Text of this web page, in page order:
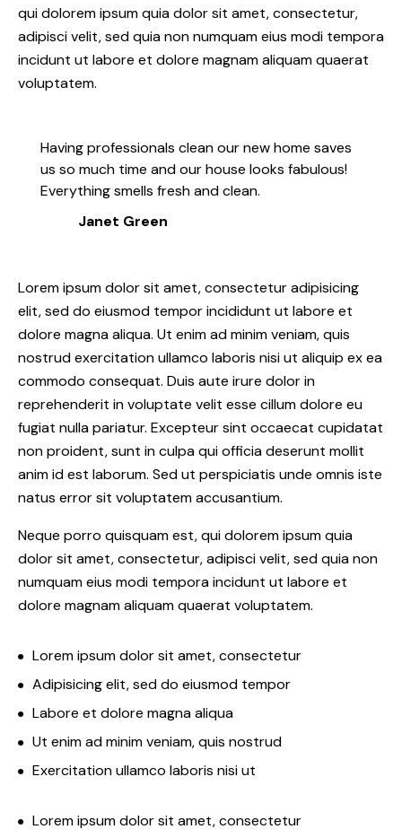
qui dolorem ipsum quia dolor sit amet, consectetur,
adipisci velit, sed quia non numquam eius modi tempora
incidunt ut labore et dolore magnam aliquam quaerat
voluptatem.
Having professionals clean our new home saves
us so much time and our house looks fabulous!
Everything smells fresh and clean.
Janet Green
Lorem ipsum dolor sit amet, consectetur adipisicing
elit, sed do eiusmod tempor incididunt ut labore et
dolore magna aliqua. Ut enim ad minim veniam, quis
nostrud exercitation ullamco laboris nisi ut aliquip ex ea
commodo consequat. Duis aute irure dolor in
reprehenderit in voluptate velit esse cillum dolore eu
fugiat nulla pariatur. Excepteur sint occaecat cupidatat
non proident, sunt in culpa qui officia deserunt mollit
anim id est laborum. Sed ut perspiciatis unde omnis iste
natus error sit voluptatem accusantium.
Neque porro quisquam est, qui dolorem ipsum quia
dolor sit amet, consectetur, adipisci velit, sed quia non
numquam eius modi tempora incidunt ut labore et
dolore magnam aliquam quaerat voluptatem.
Lorem ipsum dolor sit amet, consectetur
Adipisicing elit, sed do eiusmod tempor
Labore et dolore magna aliqua
Ut enim ad minim veniam, quis nostrud
Exercitation ullamco laboris nisi ut
Lorem ipsum dolor sit amet, consectetur